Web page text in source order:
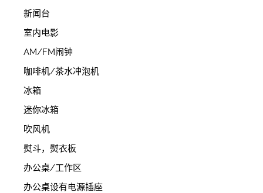
新闻台
室内电影
AM/FM闹钟
咖啡机/茶水冲泡机
冰箱
迷你冰箱
吹风机
熨斗，熨衣板
办公桌/工作区
办公桌设有电源插座